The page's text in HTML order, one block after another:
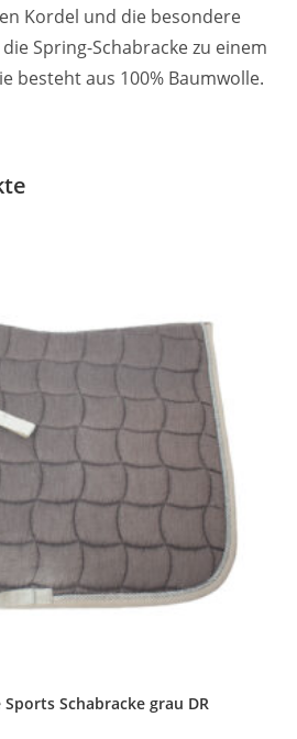
Kordel und die besondere
Spring-Schabracke zu einem
besteht aus 100% Baumwolle.
Schabracke grau DR